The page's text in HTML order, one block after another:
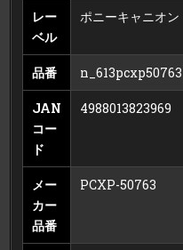
レー
ベル
ポニーキャニオン
品番 n_613pcxp50763
JAN
コー
ド
4988013823969
メー
カー
品番
PCXP-50763